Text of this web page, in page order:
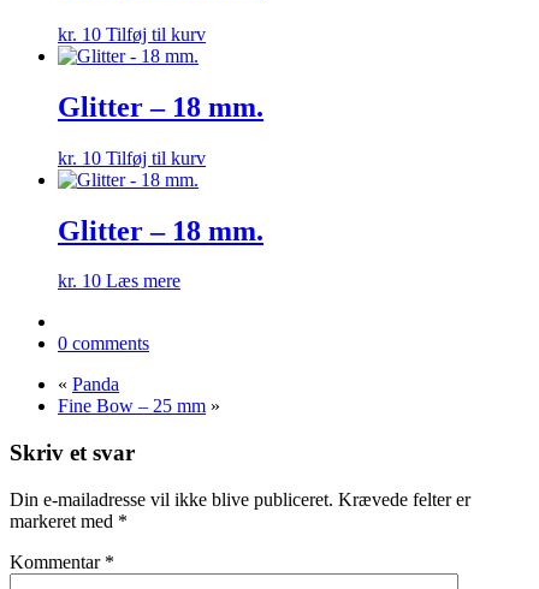
kr. 10 Tilføj til kurv
Glitter – 18 mm.
kr. 10 Tilføj til kurv
Glitter – 18 mm.
kr. 10 Læs mere
0 comments
« Panda
Fine Bow – 25 mm »
Skriv et svar
Din e-mailadresse vil ikke blive publiceret. Krævede felter er
markeret med *
Kommentar *